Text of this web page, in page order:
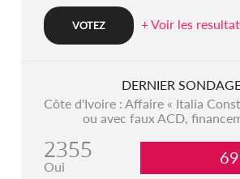
+ Voir les
DERNIER
Côte d'Ivoire : Affaire « Italia
ou avec faux ACD,
2355
Oui